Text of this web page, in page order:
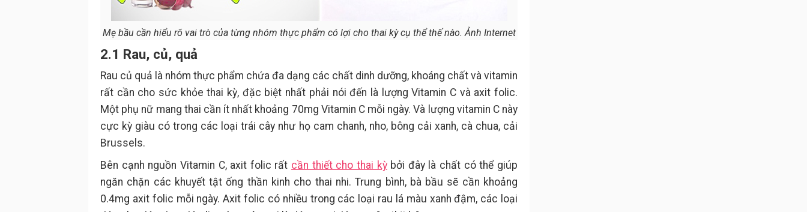
Mẹ bầu cần hiểu rõ vai trò của từng nhóm thực phẩm có lợi cho thai kỳ cụ thể thế nào. Ảnh Internet
2.1 Rau, củ, quả
Rau củ quả là nhóm thực phẩm chứa đa dạng các chất dinh dưỡng, khoáng chất và vitamin
rất cần cho sức khỏe thai kỳ, đặc biệt nhất phải nói đến là lượng Vitamin C và axit folic.
Một phụ nữ mang thai cần ít nhất khoảng 70mg Vitamin C mỗi ngày. Và lượng vitamin C này
cực kỳ giàu có trong các loại trái cây như họ cam chanh, nho, bông cải xanh, cà chua, cải
Brussels.
Bên cạnh nguồn Vitamin C, axit folic rất cần thiết cho thai kỳbởi đây là chất có thể giúp
ngăn chặn các khuyết tật ống thần kinh cho thai nhi. Trung bình, bà bầu sẽ cần khoảng
0.4mg axit folic mỗi ngày. Axit folic có nhiều trong các loại rau lá màu xanh đậm, các loại